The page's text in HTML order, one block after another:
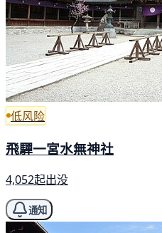
低风险
飛驒一宮水無神社
4,052起出没
通知